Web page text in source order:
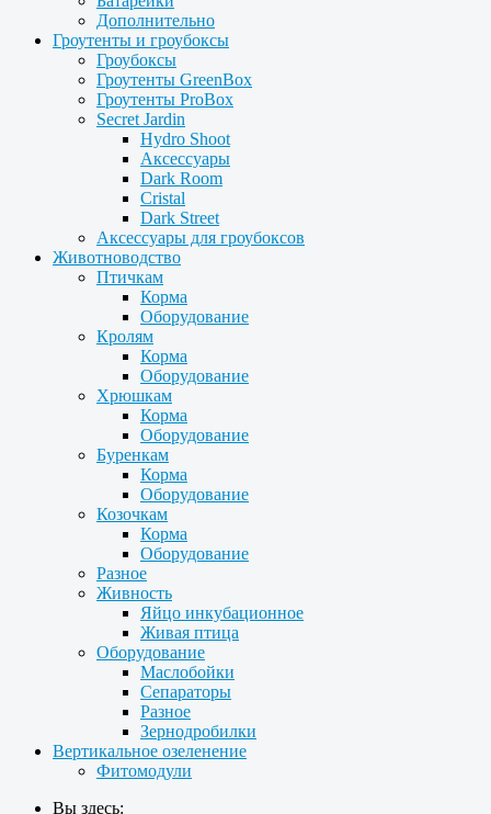
Дополнительно
Гроутенты и гроубоксы
Гроубоксы
Гроутенты GreenBox
Гроутенты ProBox
Secret Jardin
Hydro Shoot
Аксессуары
Dark Room
Cristal
Dark Street
Аксессуары для гроубоксов
Животноводство
Птичкам
Корма
Оборудование
Кролям
Корма
Оборудование
Хрюшкам
Корма
Оборудование
Буренкам
Корма
Оборудование
Козочкам
Корма
Оборудование
Разное
Живность
Яйцо инкубационное
Живая птица
Оборудование
Маслобойки
Сепараторы
Разное
Зернодробилки
Вертикальное озеленение
Фитомодули
Вы здесь: